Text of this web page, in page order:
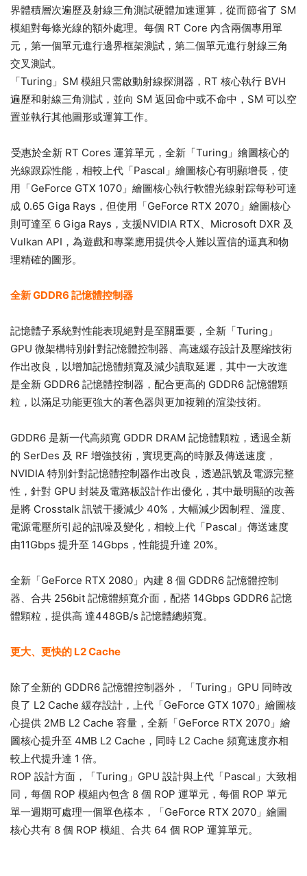
界體積層次遍歷及射線三角測試硬體加速運算，從而節省了 SM
模組對每條光線的額外處理。每個 RT Core 內含兩個專用單
元，第一個單元進行邊界框架測試，第二個單元進行射線三角
交叉測試。
「Turing」SM 模組只需啟動射線探測器，RT 核心執行 BVH
遍歷和射線三角測試，並向 SM 返回命中或不命中，SM 可以空
置並執行其他圖形或運算工作。
受惠於全新 RT Cores 運算單元，全新「Turing」繪圖核心的
光線跟踪性能，相較上代「Pascal」繪圖核心有明顯增長，使
用「GeForce GTX 1070」繪圖核心執行軟體光線射踪每秒可達
成 0.65 Giga Rays，但使用「GeForce RTX 2070」繪圖核心
則可達至 6 Giga Rays，支援NVIDIA RTX、Microsoft DXR 及
Vulkan API，為遊戲和專業應用提供令人難以置信的逼真和物
理精確的圖形。
全新 GDDR6 記憶體控制器
記憶體子系統對性能表現絕對是至關重要，全新「Turing」
GPU 微架構特別針對記憶體控制器、高速緩存設計及壓縮技術
作出改良，以增加記憶體頻寬及減少讀取延遲，其中一大改進
是全新 GDDR6 記憶體控制器，配合更高的 GDDR6 記憶體顆
粒，以滿足功能更強大的著色器與更加複雜的渲染技術。
GDDR6 是新一代高頻寬 GDDR DRAM 記憶體顆粒，透過全新
的 SerDes 及 RF 增強技術，實現更高的時脈及傳送速度，
NVIDIA 特別針對記憶體控制器作出改良，透過訊號及電源完整
性，針對 GPU 封裝及電路板設計作出優化，其中最明顯的改善
是將 Crosstalk 訊號干擾減少 40%，大幅減少因制程、溫度、
電源電壓所引起的訊噪及變化，相較上代「Pascal」傳送速度
由11Gbps 提升至 14Gbps，性能提升達 20%。
全新「GeForce RTX 2080」內建 8 個 GDDR6 記憶體控制
器、合共 256bit 記憶體頻寬介面，配搭 14Gbps GDDR6 記憶
體顆粒，提供高 達448GB/s 記憶體總頻寬。
更大、更快的 L2 Cache
除了全新的 GDDR6 記憶體控制器外，「Turing」GPU 同時改
良了 L2 Cache 緩存設計，上代「GeForce GTX 1070」繪圖核
心提供 2MB L2 Cache 容量，全新「GeForce RTX 2070」繪
圖核心提升至 4MB L2 Cache，同時 L2 Cache 頻寬速度亦相
較上代提升達 1 倍。
ROP 設計方面，「Turing」GPU 設計與上代「Pascal」大致相
同，每個 ROP 模組內包含 8 個 ROP 運單元，每個 ROP 單元
單一週期可處理一個單色樣本，「GeForce RTX 2070」繪圖
核心共有 8 個 ROP 模組、合共 64 個 ROP 運算單元。